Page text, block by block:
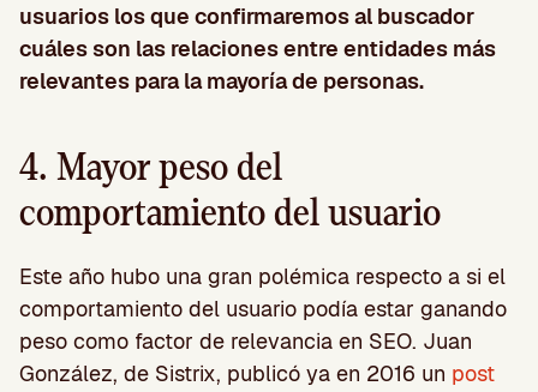
usuarios los que confirmaremos al buscador
cuáles son las relaciones entre entidades más
relevantes para la mayoría de personas.
4. Mayor peso del
comportamiento del usuario
Este año hubo una gran polémica respecto a si el
comportamiento del usuario podía estar ganando
peso como factor de relevancia en SEO. Juan
González, de Sistrix, publicó ya en 2016 un post